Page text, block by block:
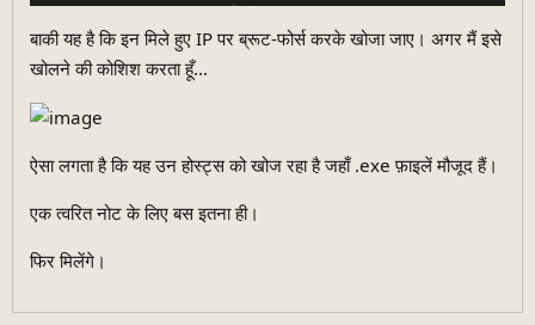
बाकी यह है कि इन मिले हुए IP पर ब्रूट-फोर्स करके खोजा जाए। अगर मैं इसे
खोलने की कोशिश करता हूँ...
ऐसा लगता है कि यह उन होस्ट्स को खोज रहा है जहाँ .exe फ़ाइलें मौजूद हैं।
एक त्वरित नोट के लिए बस इतना ही।
फिर मिलेंगे।